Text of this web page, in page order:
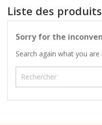
Liste des
Sorry for the
Search again what you